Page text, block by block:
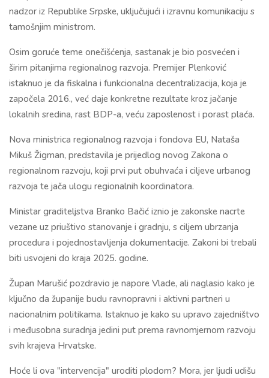
nadzor iz Republike Srpske, uključujući i izravnu komunikaciju s
tamošnjim ministrom.
Osim goruće teme onečišćenja, sastanak je bio posvećen i
širim pitanjima regionalnog razvoja. Premijer Plenković
istaknuo je da fiskalna i funkcionalna decentralizacija, koja je
započela 2016., već daje konkretne rezultate kroz jačanje
lokalnih sredina, rast BDP-a, veću zaposlenost i porast plaća.
Nova ministrica regionalnog razvoja i fondova EU, Nataša
Mikuš Žigman, predstavila je prijedlog novog Zakona o
regionalnom razvoju, koji prvi put obuhvaća i ciljeve urbanog
razvoja te jača ulogu regionalnih koordinatora.
Ministar graditeljstva Branko Bačić iznio je zakonske nacrte
vezane uz priuštivo stanovanje i gradnju, s ciljem ubrzanja
procedura i pojednostavljenja dokumentacije. Zakoni bi trebali
biti usvojeni do kraja 2025. godine.
Župan Marušić pozdravio je napore Vlade, ali naglasio kako je
ključno da županije budu ravnopravni i aktivni partneri u
nacionalnim politikama. Istaknuo je kako su upravo zajedništvo
i međusobna suradnja jedini put prema ravnomjernom razvoju
svih krajeva Hrvatske.
Hoće li ova "intervencija" uroditi plodom? Mora, jer ljudi udišu